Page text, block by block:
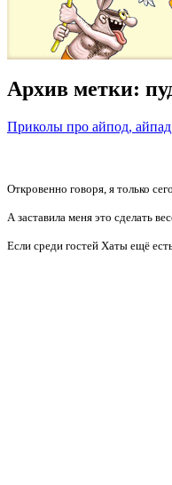
Архив метки:
Приколы про айпод,
Откровенно говоря, я только
А заставила меня это сделать
Если среди гостей Хаты ещё